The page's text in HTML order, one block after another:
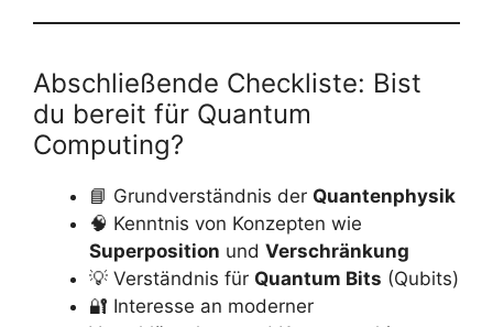
Abschließende Checkliste: Bist
du bereit für Quantum
Computing?
📘 Grundverständnis der Quantenphysik
🧠 Kenntnis von Konzepten wie
Superposition und Verschränkung
💡 Verständnis für Quantum Bits (Qubits)
🔐 Interesse an moderner